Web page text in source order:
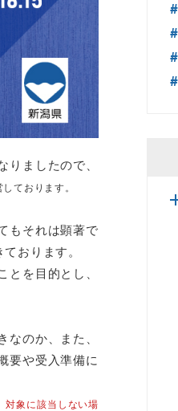
ましたので、
ております。
もそれは顕著で
おります。
を目的とし、
のか、また、
要や受入準備に
対象に該当しない場